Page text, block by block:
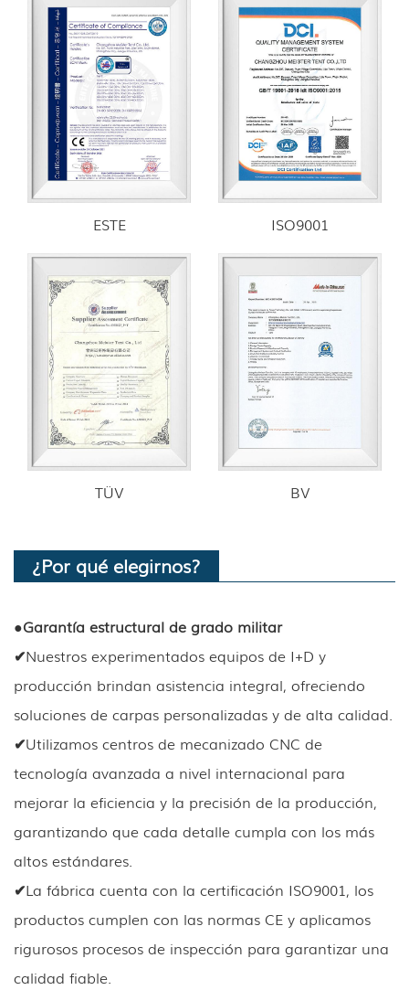
ESTE ISO9001
TÜV BV
¿Por qué elegirnos?
●Garantía estructural de grado militar
✔Nuestros experimentados equipos de I+D y
producción brindan asistencia integral, ofreciendo
soluciones de carpas personalizadas y de alta calidad.
✔Utilizamos centros de mecanizado CNC de
tecnología avanzada a nivel internacional para
mejorar la eficiencia y la precisión de la producción,
garantizando que cada detalle cumpla con los más
altos estándares.
✔La fábrica cuenta con la certificación ISO9001, los
productos cumplen con las normas CE y aplicamos
rigurosos procesos de inspección para garantizar una
calidad fiable.